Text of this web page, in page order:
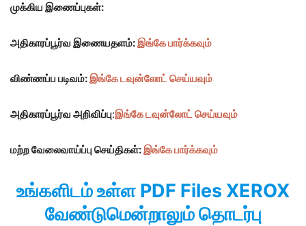
முக்கிய இணைப்புகள்:
அதிகாரப்பூர்வ இணையதளம்:இங்கே பார்க்கவும்
விண்ணப்ப படிவம்:இங்கே டவுன்லோட் செய்யவும்
அதிகாரப்பூர்வ அறிவிப்பு:இங்கேடவுன்லோட் செய்யவும்
மற்ற வேலைவாய்ப்பு செய்திகள்:இங்கே பார்க்கவும்
உங்களிடம் உள்ள PDF Files XEROX
வேண்டுமென்றாலும் தொடர்பு